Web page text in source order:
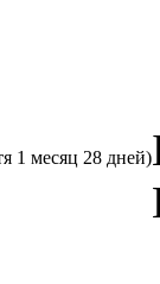
1 месяц 28 дней)